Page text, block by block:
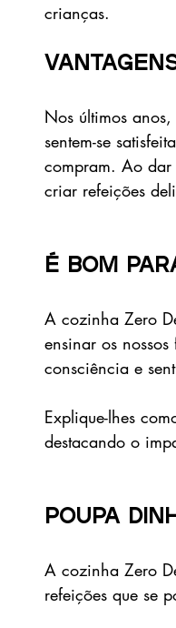
crianças.
Nos últimos
sentem-se
compram. Ao dar
criar refeições
É bom
A cozinha Zero
ensinar os
consciência e
Explique-lhes
destacando o
Poupa
A cozinha Zero
refeições que se